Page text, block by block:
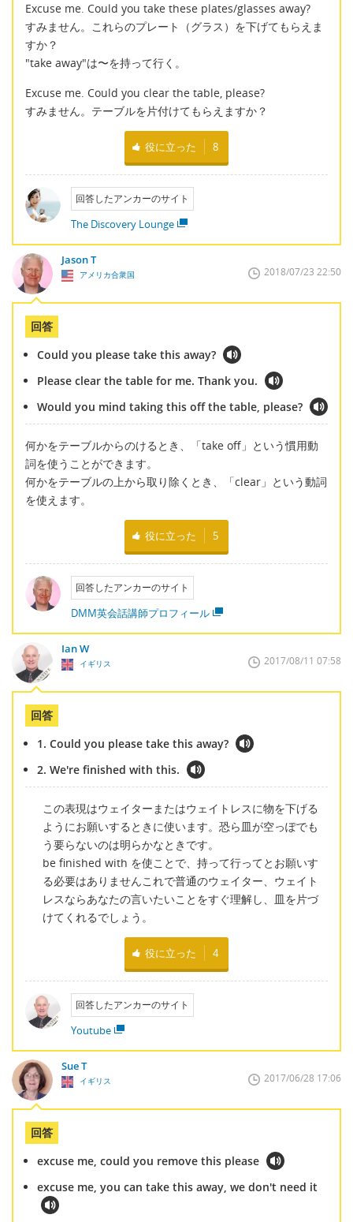
Excuse me. Could you take these plates/glasses away?
すみません。これらのプレート（グラス）を下げてもらえま
すか？
"take away"は〜を持って行く。
Excuse me. Could you clear the table, please?
すみません。テーブルを片付けてもらえますか？
役に立った 8
回答したアンカーのサイト
The Discovery Lounge
Jason T
アメリカ合衆国 2018/07/23 22:50
回答
Could you please take this away?
Please clear the table for me. Thank you.
Would you mind taking this off the table, please?
何かをテーブルからのけるとき、「take off」という慣用動
詞を使うことができます。
何かをテーブルの上から取り除くとき、「clear」という動詞
を使えます。
役に立った 5
回答したアンカーのサイト
DMM英会話講師プロフィール
Ian W
イギリス 2017/08/11 07:58
回答
1. Could you please take this away?
2. We're finished with this.
この表現はウェイターまたはウェイトレスに物を下げる
ようにお願いするときに使います。恐ら皿が空っぽでも
う要らないのは明らかなときです。
be finished with を使ことで、持って行ってとお願いす
る必要はありませんこれで普通のウェイター、ウェイト
レスならあなたの言いたいことをすぐ理解し、皿を片づ
けてくれるでしょう。
役に立った 4
回答したアンカーのサイト
Youtube
Sue T
イギリス 2017/06/28 17:06
回答
excuse me, could you remove this please
excuse me, you can take this away, we don't need it